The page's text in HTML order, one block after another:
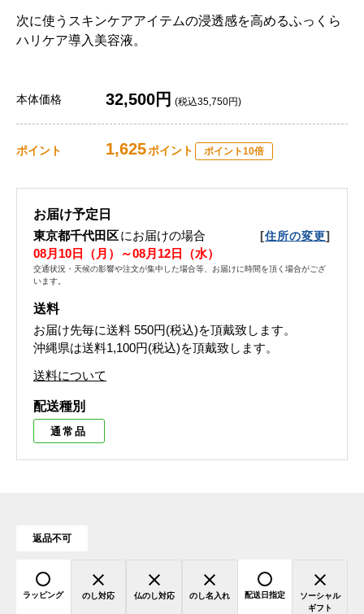
次に使うスキンケアアイテムの浸透感を高めるふっくら
ハリケア導入美容液。
本体価格 32,500円 (税込35,750円)
ポイント 1,625ポイント ポイント10倍
お届け予定日
東京都千代田区にお届けの場合 [住所の変更]
08月10日（月）～08月12日（水）
交通状況・天候の影響や注文が集中した場合等、お届けに時間を頂く場合がござ
います。
送料
お届け先毎に送料 550円(税込)を頂戴致します。
沖縄県は送料1,100円(税込)を頂戴致します。
送料について
配送種別
通常品
返品不可
ラッピング のし対応 仏のし対応 のし名入れ 配送日指定
ソーシャル
ギフト